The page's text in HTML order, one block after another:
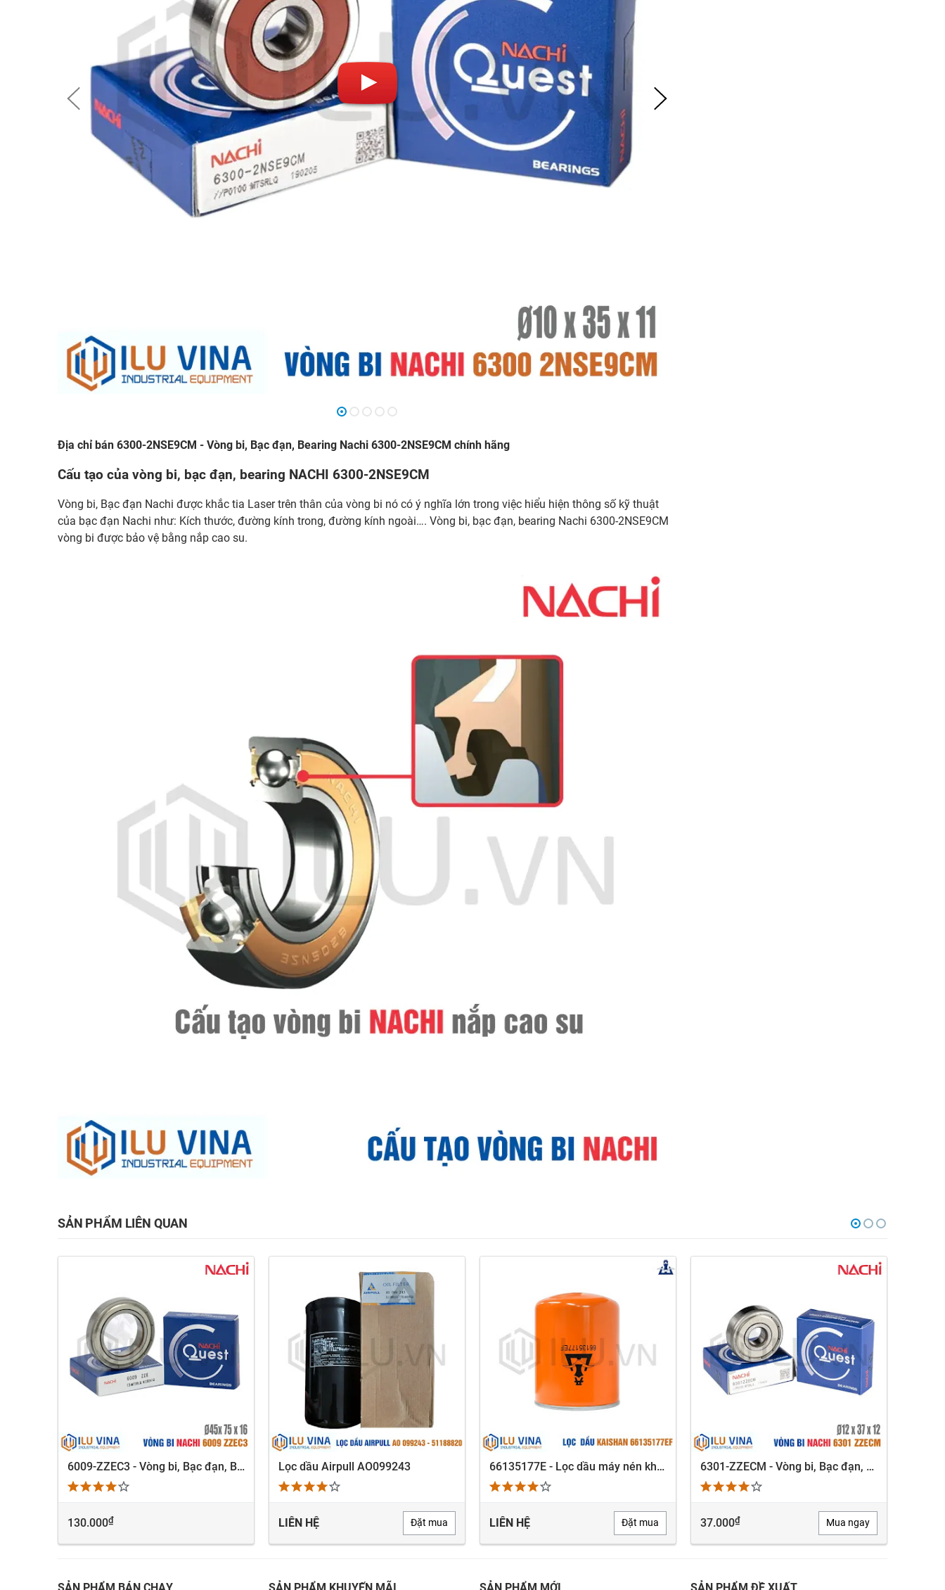
Địa chỉ bán 6300-2NSE9CM - Vòng bi, Bạc đạn, Bearing Nachi 6300-2NSE9CM chính hãng
Cấu tạo của vòng bi, bạc đạn, bearing NACHI 6300-2NSE9CM
Vòng bi, Bạc đạn Nachi được khắc tia Laser trên thân của vòng bi nó có ý nghĩa lớn trong việc hiểu hiện thông số kỹ thuật
của bạc đạn Nachi như: Kích thước, đường kính trong, đường kính ngoài…. Vòng bi, bạc đạn, bearing Nachi 6300-2NSE9CM
vòng bi được bảo vệ bằng nắp cao su.
SẢN PHẨM LIÊN QUAN
XEM NHANH 6009-ZZEC3 - Vòng bi, Bạc đạn, Bearing Nachi 6009-ZZEC3
130.000₫
XEM NHANH
Lọc dầu Airpull AO099243
LIÊN HỆ Đặt mua
XEM NHANH 66135177E - Lọc dầu máy nén khí Kaishan BK55
LIÊN HỆ Đặt mua
XEM NHANH 6301-ZZECM - Vòng bi, Bạc đạn, Bearing Nachi 6301-ZZECM
37.000₫ Mua ngay
SẢN PHẨM BÁN CHẠY SẢN PHẨM KHUYẾN MÃI SẢN PHẨM MỚI SẢN PHẨM ĐỀ XUẤT